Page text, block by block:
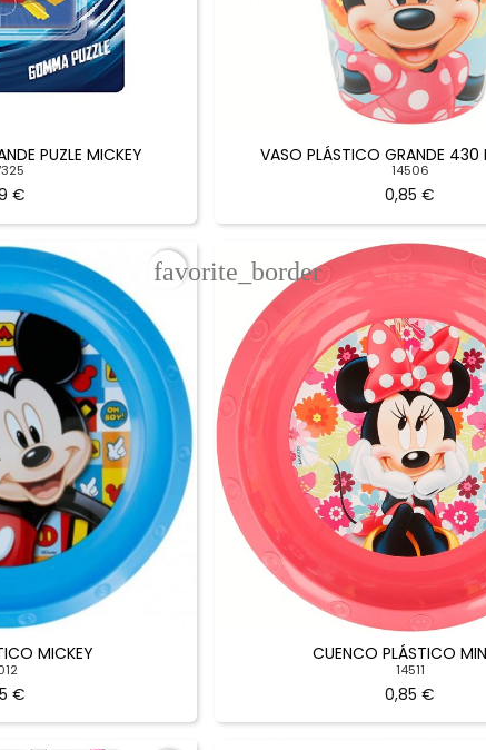
PUZLE MICKEY
€
VASO PLÁSTICO GRANDE 430
14506
0,85 €
favorite_border
MICKEY
€
CUENCO PLÁSTICO
14511
0,85 €